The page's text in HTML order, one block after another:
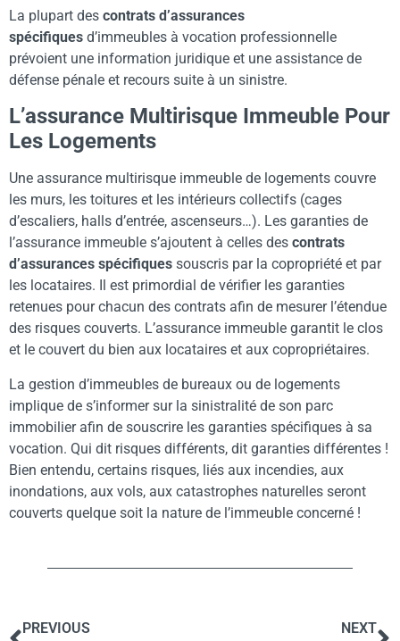
La plupart des contrats d’assurances
spécifiques d’immeubles à vocation professionnelle
prévoient une information juridique et une assistance de
défense pénale et recours suite à un sinistre.
L’assurance Multirisque Immeuble Pour
Les Logements
Une assurance multirisque immeuble de logements couvre
les murs, les toitures et les intérieurs collectifs (cages
d’escaliers, halls d’entrée, ascenseurs…). Les garanties de
l’assurance immeuble s’ajoutent à celles des contrats
d’assurances spécifiques souscris par la copropriété et par
les locataires. Il est primordial de vérifier les garanties
retenues pour chacun des contrats afin de mesurer l’étendue
des risques couverts. L’assurance immeuble garantit le clos
et le couvert du bien aux locataires et aux copropriétaires.
La gestion d’immeubles de bureaux ou de logements
implique de s’informer sur la sinistralité de son parc
immobilier afin de souscrire les garanties spécifiques à sa
vocation. Qui dit risques différents, dit garanties différentes !
Bien entendu, certains risques, liés aux incendies, aux
inondations, aux vols, aux catastrophes naturelles seront
couverts quelque soit la nature de l’immeuble concerné !
PREVIOUS
NEXT